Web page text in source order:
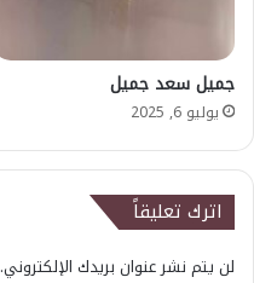
جميل سعد جميل
يوليو 6, 2025
اترك تعليقاً
لن يتم نشر عنوان بريدك الإلكتروني.